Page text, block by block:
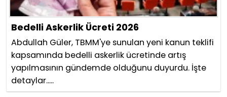
Bedelli Askerlik Ücreti 2026
Abdullah Güler, TBMM'ye sunulan yeni kanun teklifi
kapsamında bedelli askerlik ücretinde artış
yapılmasının gündemde olduğunu duyurdu. İşte
detaylar.....